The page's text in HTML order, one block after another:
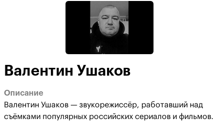
Валентин Ушаков
Описание
Валентин Ушаков — звукорежиссёр, работавший над
съёмками популярных российских сериалов и фильмов.